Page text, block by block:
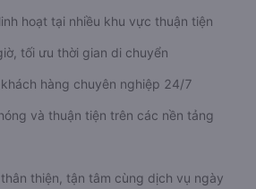
hoạt tại nhiều khu vực thuận tiện
tối ưu thời gian di chuyển
hàng chuyên nghiệp 24/7
và thuận tiện trên các nền tảng
thiện, tận tâm cùng dịch vụ ngày